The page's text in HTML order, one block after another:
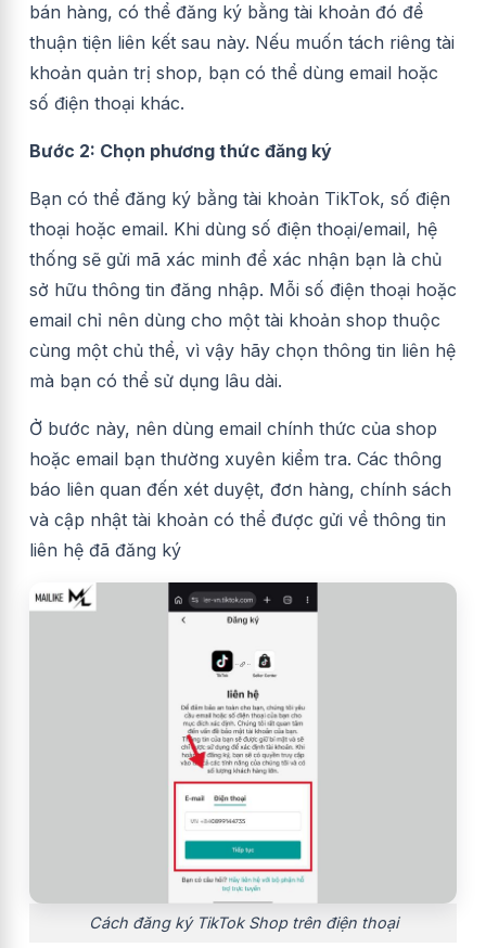
bán hàng, có thể đăng ký bằng tài khoản đó để
thuận tiện liên kết sau này. Nếu muốn tách riêng tài
khoản quản trị shop, bạn có thể dùng email hoặc
số điện thoại khác.
Bước 2: Chọn phương thức đăng ký
Bạn có thể đăng ký bằng tài khoản TikTok, số điện
thoại hoặc email. Khi dùng số điện thoại/email, hệ
thống sẽ gửi mã xác minh để xác nhận bạn là chủ
sở hữu thông tin đăng nhập. Mỗi số điện thoại hoặc
email chỉ nên dùng cho một tài khoản shop thuộc
cùng một chủ thể, vì vậy hãy chọn thông tin liên hệ
mà bạn có thể sử dụng lâu dài.
Ở bước này, nên dùng email chính thức của shop
hoặc email bạn thường xuyên kiểm tra. Các thông
báo liên quan đến xét duyệt, đơn hàng, chính sách
và cập nhật tài khoản có thể được gửi về thông tin
liên hệ đã đăng ký
Cách đăng ký TikTok Shop trên điện thoại